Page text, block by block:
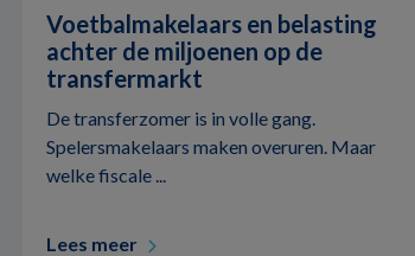
Voetbalmakelaars en belasting
achter de miljoenen op de
transfermarkt
De transferzomer is in volle gang.
Spelersmakelaars maken overuren. Maar
welke fiscale ...
Lees meer